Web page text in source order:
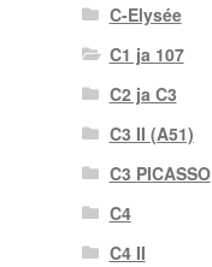
C-Elysée
C1 ja 107
C2 ja C3
C3 II (A51)
C3 PICASSO
C4
C4 II